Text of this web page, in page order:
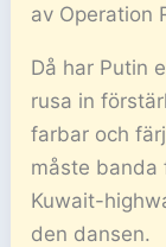
av Operation
Då har Putin
rusa in
farbar och
måste banda
Kuwait-
den dansen.